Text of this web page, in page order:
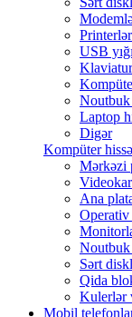
USB
Noutbuk
Laptop
Digər
Kompüter
Mərkəzi
Ana
Operativ
Sərt
Qida
Kulerlər
Mobil